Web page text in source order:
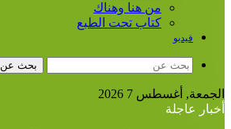
من هنا وهناك
كتاب تحت الطبع
فيديو
بحث عن
الجمعة, أغسطس 7 2026
أخبار عاجلة